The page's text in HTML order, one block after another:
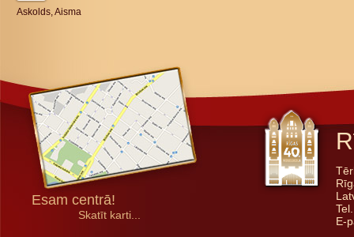
Askolds, Aisma
Esam centrā!
Skatīt karti...
E-